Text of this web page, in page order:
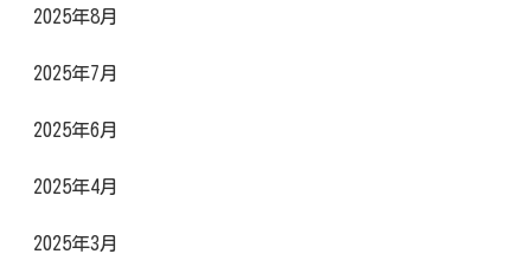
2025年8月
2025年7月
2025年6月
2025年4月
2025年3月